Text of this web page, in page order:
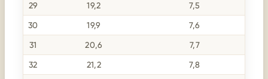
29 19,2 7,5
30 19,9 7,6
31 20,6 7,7
32 21,2 7,8